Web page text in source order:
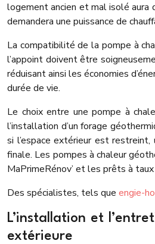
logement ancien et mal isolé aura
demandera une puissance de
La compatibilité de la pompe à
l’appoint doivent être
réduisant ainsi les économies
durée de vie.
Le choix entre une pompe à
l’installation d’un forage
si l’espace extérieur est
finale. Les pompes à chaleur
MaPrimeRénov’ et les prêts à
Des spécialistes, tels que engie-
L’installation et
extérieure